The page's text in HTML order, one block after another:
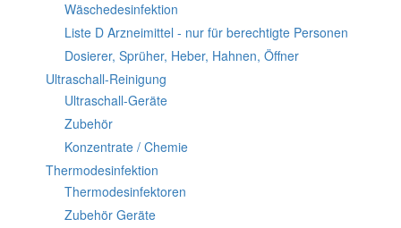
Wäschedesinfektion
Liste D Arzneimittel - nur für berechtigte Personen
Dosierer, Sprüher, Heber, Hahnen, Öffner
Ultraschall-Reinigung
Ultraschall-Geräte
Zubehör
Konzentrate / Chemie
Thermodesinfektion
Thermodesinfektoren
Zubehör Geräte